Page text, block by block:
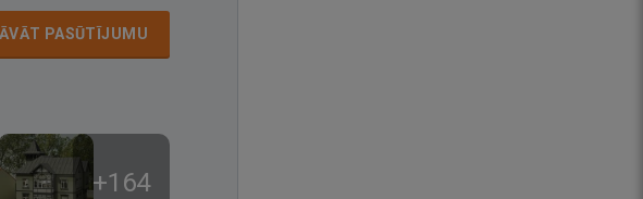
PASŪTĪJUMU
+164